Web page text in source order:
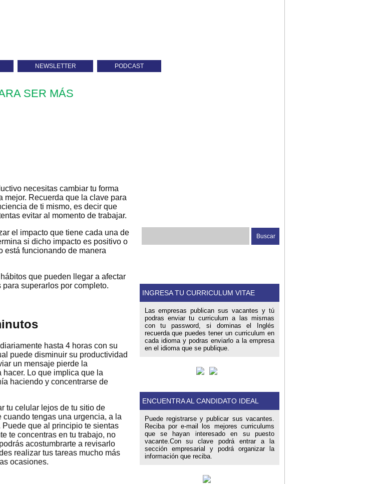
NEWSLETTER PODCAST
SER MÁS
necesitas cambiar tu forma
mejor. Recuerda que la clave para
de ti mismo, es decir que
evitar al momento de trabajar.
el impacto que tiene cada una de
si dicho impacto es positivo o
está funcionando de manera
que pueden llegar a afectar
superarlos por completo.
hasta 4 horas con su
puede disminuir su productividad
un mensaje pierde la
Lo que implica que la
haciendo y concentrarse de
tu celular lejos de tu sitio de
tengas una urgencia, a la
que al principio te sientas
te concentras en tu trabajo, no
acostumbrarte a revisarlo
realizar tus tareas mucho más
ocasiones.
INGRESA TU CURRICULUM VITAE
Las empresas publican sus vacantes y tú
podras enviar tu curriculum a las mismas
con tu password, si dominas el Inglés
recuerda que puedes tener un curriculum en
cada idioma y podras enviarlo a la empresa
en el idioma que se publique.
ENCUENTRA AL CANDIDATO IDEAL
Puede registrarse y publicar sus vacantes.
Reciba por e-mail los mejores curriculums
que se hayan interesado en su puesto
vacante.Con su clave podrá entrar a la
sección empresarial y podrá organizar la
información que reciba.